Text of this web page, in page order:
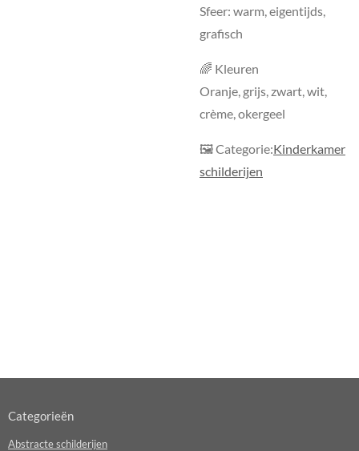
Sfeer: warm, eigentijds,
grafisch
🌈 Kleuren
Oranje, grijs, zwart, wit,
crème, okergeel
🖼 Categorie:Kinderkamer
schilderijen
Categorieën
Abstracte schilderijen